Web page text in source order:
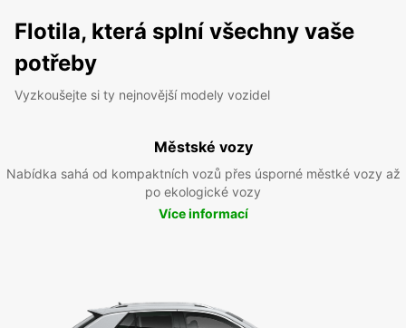
Flotila, která splní všechny vaše
potřeby
Vyzkoušejte si ty nejnovější modely vozidel
Městské vozy
Nabídka sahá od kompaktních vozů přes úsporné městké vozy až
po ekologické vozy
Více informací